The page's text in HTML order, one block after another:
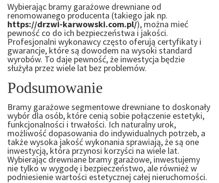
Wybierając bramy garażowe drewniane od
renomowanego producenta (takiego jak np.
https://drzwi-karwowski.com.pl/), można mieć
pewność co do ich bezpieczeństwa i jakości.
Profesjonalni wykonawcy często oferują certyfikaty i
gwarancje, które są dowodem na wysoki standard
wyrobów. To daje pewność, że inwestycja będzie
służyła przez wiele lat bez problemów.
Podsumowanie
Bramy garażowe segmentowe drewniane to doskonały
wybór dla osób, które cenią sobie połączenie estetyki,
funkcjonalności i trwałości. Ich naturalny urok,
możliwość dopasowania do indywidualnych potrzeb, a
także wysoka jakość wykonania sprawiają, że są one
inwestycją, która przynosi korzyści na wiele lat.
Wybierając drewniane bramy garażowe, inwestujemy
nie tylko w wygodę i bezpieczeństwo, ale również w
podniesienie wartości estetycznej całej nieruchomości.